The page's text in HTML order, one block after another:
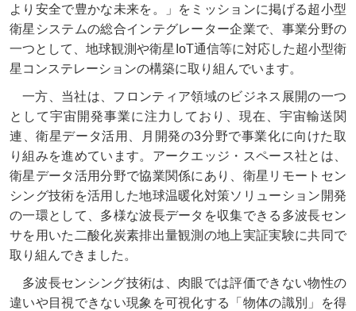
より安全で豊かな未来を。」をミッションに掲げる超小型
衛星システムの総合インテグレーター企業で、事業分野の
一つとして、地球観測や衛星IoT通信等に対応した超小型衛
星コンステレーションの構築に取り組んでいます。
一方、当社は、フロンティア領域のビジネス展開の一つ
として宇宙開発事業に注力しており、現在、宇宙輸送関
連、衛星データ活用、月開発の3分野で事業化に向けた取
り組みを進めています。アークエッジ・スペース社とは、
衛星データ活用分野で協業関係にあり、衛星リモートセン
シング技術を活用した地球温暖化対策ソリューション開発
の一環として、多様な波長データを収集できる多波長セン
サを用いた二酸化炭素排出量観測の地上実証実験に共同で
取り組んできました。
多波長センシング技術は、肉眼では評価できない物性の
違いや目視できない現象を可視化する「物体の識別」を得